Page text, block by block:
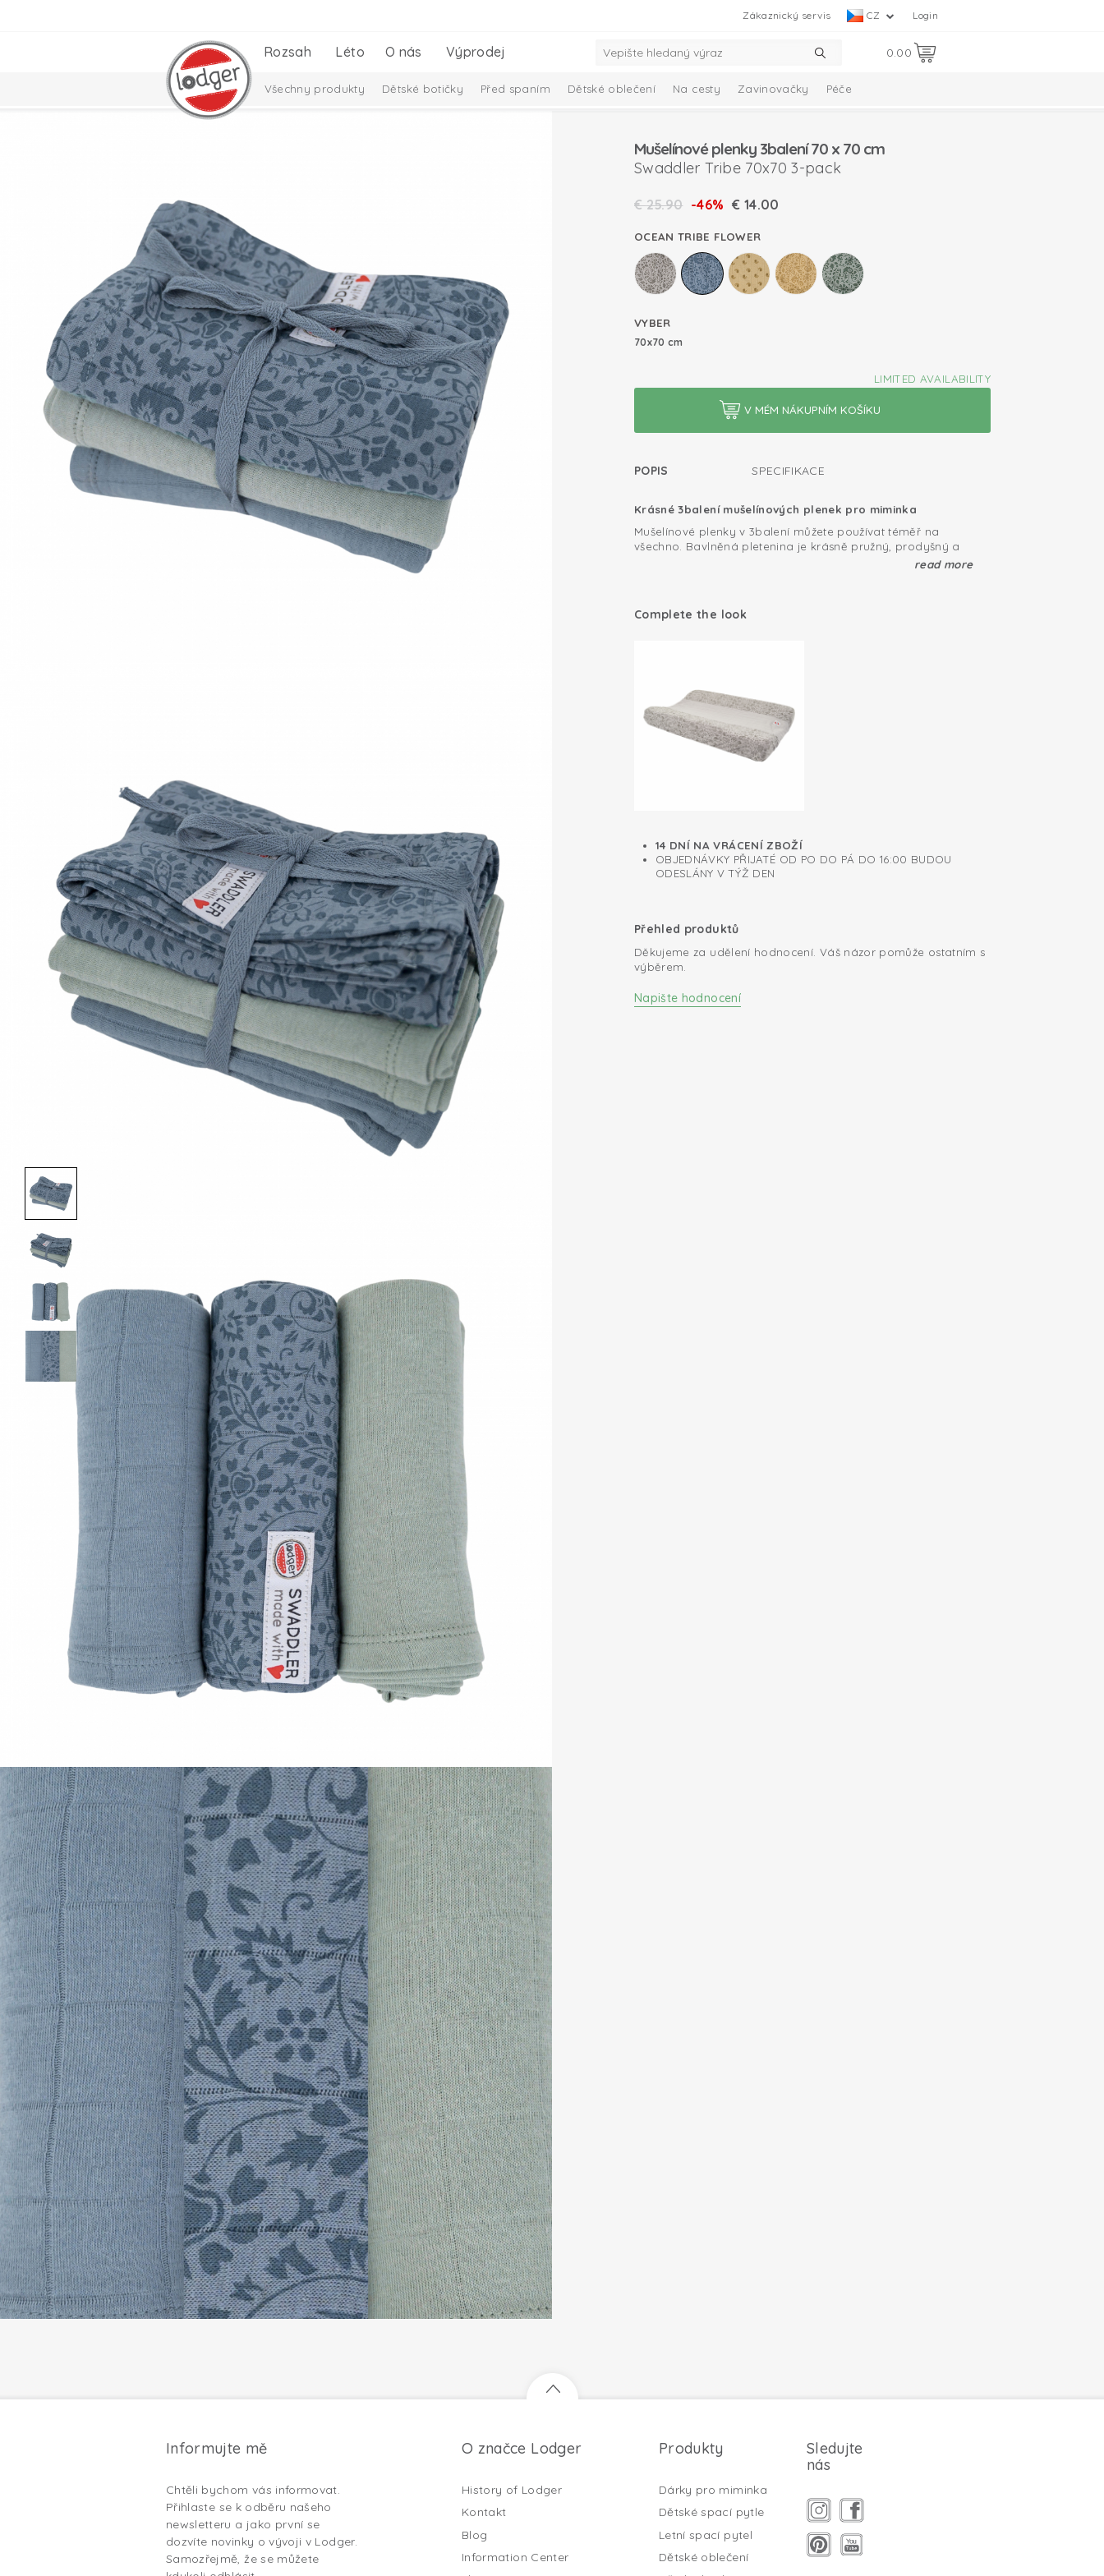
Login
CZ
Zákaznický servis
0.00
Rozsah Léto O nás Výprodej
Všechny produkty Dětské botičky Před spaním Dětské oblečení Na cesty Zavinovačky Péče
Mušelínové plenky 3balení 70 x 70 cm
Swaddler Tribe 70x70 3-pack
€25.90 -46% € 14.00
OCEAN TRIBE FLOWER
VYBER
70x70 cm
LIMITED AVAILABILITY
POPIS SPECIFIKACE
Krásné 3balení mušelínových plenek pro miminka
Mušelínové plenky v 3balení můžete používat téměř na
všechno. Bavlněná pletenina je krásně pružný, prodyšný a
savý materiál. Na trhu nenajdete žádné měkčí plenky, než
Plenky v tomto 3balení jsou dárkově zabalené, takže skvěle
read more
Complete the look
14 DNÍ NA VRÁCENÍ ZBOŽÍ
OBJEDNÁVKY PŘIJATÉ OD PO DO PÁ DO 16:00 BUDOU
ODESLÁNY V TÝŽ DEN
Přehled produktů
Děkujeme za udělení hodnocení. Váš názor pomůže ostatním s
výběrem.
Napište hodnocení
Informujte mě
Chtěli bychom vás informovat.
Přihlaste se k odběru našeho
newsletteru a jako první se
dozvíte novinky o vývoji v Lodger.
Samozřejmě, že se můžete
O značce Lodger
History of Lodger
Kontakt
Blog
Information Center
Produkty
Dárky pro miminka
Dětské spací pytle
Letní spací pytel
Dětské oblečení
Sledujte
nás